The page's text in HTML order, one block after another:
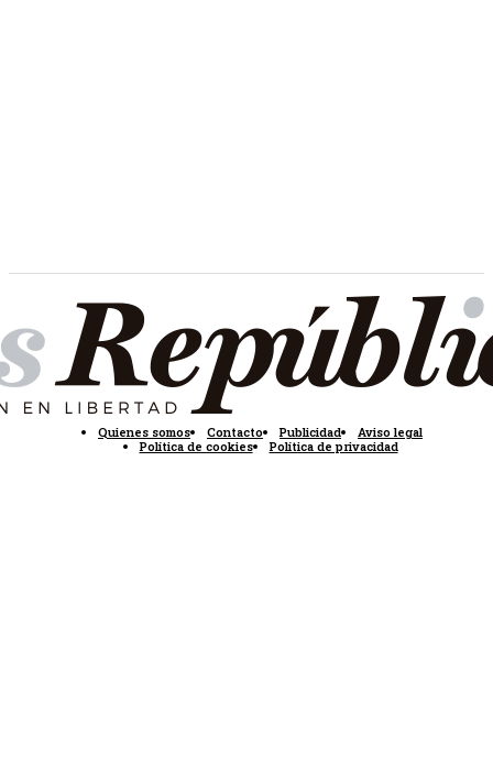
Quienes somos Contacto Publicidad
Aviso legal
Política de cookies
Política de privacidad